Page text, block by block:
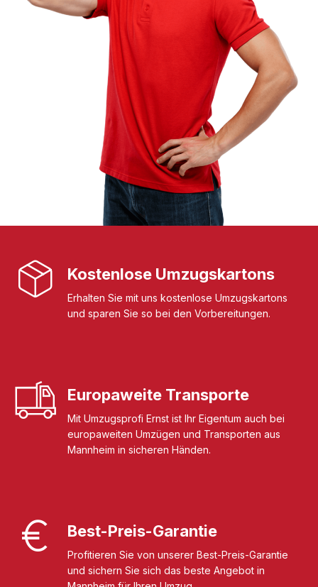
Kostenlose Umzugskartons
Erhalten Sie mit uns kostenlose Umzugskartons
und sparen Sie so bei den Vorbereitungen.
Europaweite Transporte
Mit Umzugsprofi Ernst ist Ihr Eigentum auch bei
europaweiten Umzügen und Transporten aus
Mannheim in sicheren Händen.
Best-Preis-Garantie
Profitieren Sie von unserer Best-Preis-Garantie
und sichern Sie sich das beste Angebot in